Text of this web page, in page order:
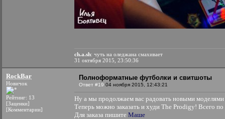
ch.a.sh: чуть на оледжана смахивает
31 октября 2015, 23:50:36
RockBar
Новичок
Рейтинг: 13
[Заценки]
[Комментарии]
Полноформатные футболки и свитшоты
Ответ #19 04 ноября 2015, 12:43:21
Ну а мы продолжаем вас радовать новыми
Теперь можно заказать и худи The Prodigy! Всего
Для заказа пишите Маше